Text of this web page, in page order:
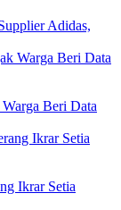
Adidas,
Beri Data
Ikrar Setia